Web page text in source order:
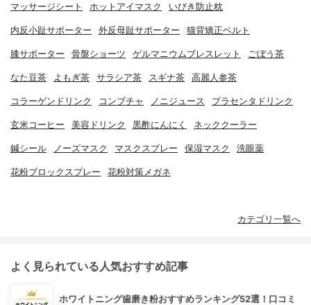
マッサージシート ホットアイマスク いびき防止枕
内反小趾サポーター 外反母趾サポーター 猫背矯正ベルト
膝サポーター 骨盤ショーツ ゲルマニウムブレスレット ごぼう茶
なた豆茶 よもぎ茶 サラシア茶 スギナ茶 高麗人参茶
コラーゲンドリンク コンブチャ ノニジュース プラセンタドリンク
玄米コーヒー 美容ドリンク 黒酢にんにく ネッククーラー
鍼シール ノーズマスク マスクスプレー 保湿マスク 洗眼薬
花粉ブロックスプレー 花粉対策メガネ
カテゴリ一覧へ
よく見られている人気おすすめ記事
ホワイトニング歯磨き粉おすすめランキング52選！口コミ